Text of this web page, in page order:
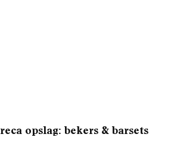
opslag: bekers & barsets